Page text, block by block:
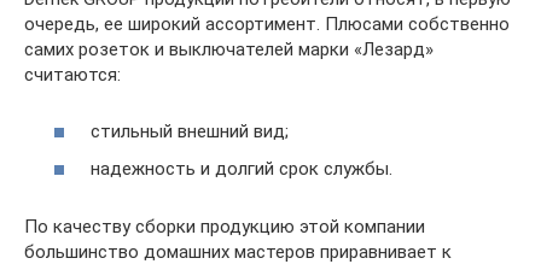
очередь, ее широкий ассортимент. Плюсами собственно
самих розеток и выключателей марки «Лезард»
считаются:
стильный внешний вид;
надежность и долгий срок службы.
По качеству сборки продукцию этой компании
большинство домашних мастеров приравнивает к